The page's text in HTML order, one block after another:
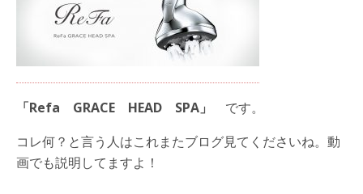
「Refa GRACE HEAD SPA」
です。
コレ何？と言う人はこれまたブログ見てくださいね。動
画でも説明してますよ！